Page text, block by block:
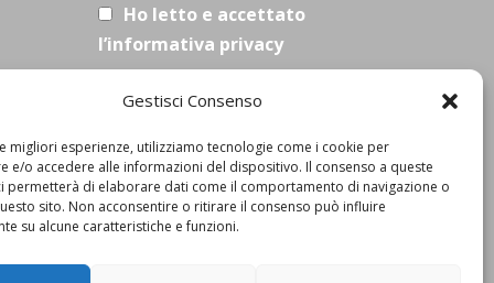
Gestisci Consenso
migliori esperienze, utilizziamo tecnologie come i cookie per
e/o accedere alle informazioni del dispositivo. Il consenso a queste
permetterà di elaborare dati come il comportamento di navigazione o
sito. Non acconsentire o ritirare il consenso può influire
su alcune caratteristiche e funzioni.
Ho letto e accettato
l’informativa privacy